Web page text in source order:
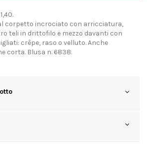
corpetto incrociato con arricciatura,
teli in drittofilo e mezzo davanti con
crêpe, raso o velluto. Anche
corta. Blusa n. 6838.